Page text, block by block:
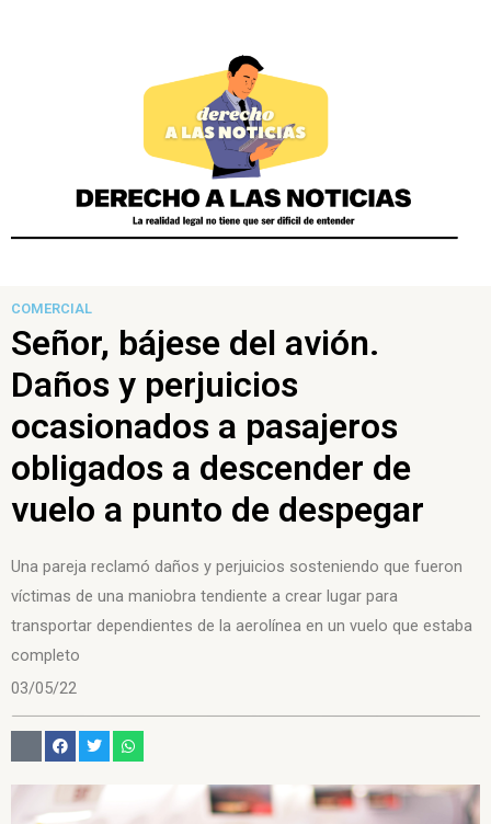
COMERCIAL
Señor, bájese del avión.
Daños y perjuicios
ocasionados a pasajeros
obligados a descender de
vuelo a punto de despegar
Una pareja reclamó daños y perjuicios sosteniendo que fueron
víctimas de una maniobra tendiente a crear lugar para
transportar dependientes de la aerolínea en un vuelo que estaba
completo
03/05/22